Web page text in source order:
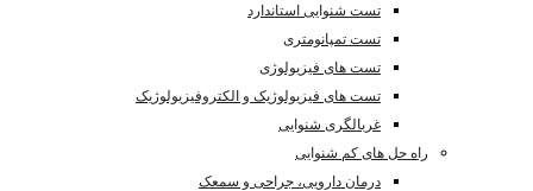
تست شنوایی استاندارد
تست تمپانومتری
تست های فیزیولوژی
تست های فیزیولوژیک و الکتروفیزیولوژیک
غربالگری شنوایی
راه حل های کم شنوایی
درمان دارویی، جراحی و سمعک